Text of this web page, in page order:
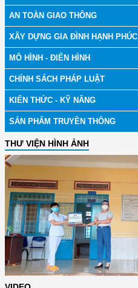
AN TOÀN GIAO THÔNG
XÂY DỰNG GIA ĐÌNH HẠNH PHÚC
MÔ HÌNH - ĐIỂN HÌNH
CHÍNH SÁCH PHÁP LUẬT
KIẾN THỨC - KỸ NĂNG
SẢN PHẨM TRUYỀN THÔNG
THƯ VIỆN HÌNH ẢNH